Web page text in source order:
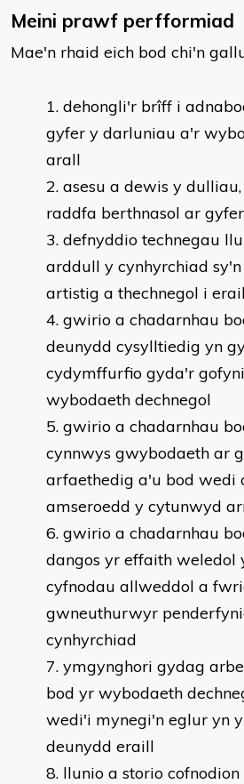
Meini prawf perfformiad
Mae'n rhaid eich bod chi'n
​dehongli'r brîff i
gyfer y darluniau a'r
arall
asesu a dewis y
raddfa berthnasol ar
defnyddio technegau
arddull y cynhyrchiad
artistig a thechnegol i
gwirio a chadarnhau
deunydd cysylltiedig yn
cydymffurfio gyda'r
wybodaeth dechnegol
gwirio a chadarnhau
cynnwys gwybodaeth ar
arfaethedig a'u bod wedi
amseroedd y cytunwyd
gwirio a chadarnhau
dangos yr effaith weledol
cyfnodau allweddol a
gwneuthurwyr
cynhyrchiad
ymgynghori gydag
bod yr wybodaeth
wedi'i mynegi'n eglur yn
deunydd eraill
llunio a storio cofnodion